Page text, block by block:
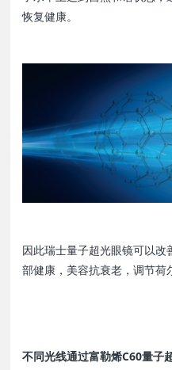
恢复健康。
因此瑞士量子超光眼镜可以
部健康，美容抗衰老，调节荷
不同光线通过富勒烯C60量子